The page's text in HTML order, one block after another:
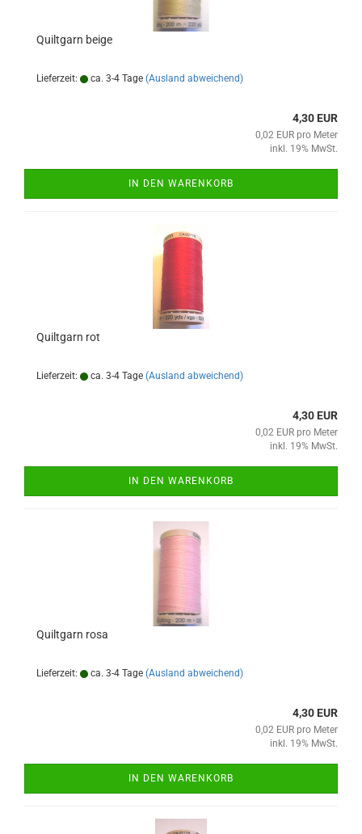
Quiltgarn beige
Lieferzeit: ca. 3-4 Tage (Ausland abweichend)
4,30 EUR
0,02 EUR pro Meter
inkl. 19% MwSt.
IN DEN WARENKORB
Quiltgarn rot
Lieferzeit: ca. 3-4 Tage (Ausland abweichend)
4,30 EUR
0,02 EUR pro Meter
inkl. 19% MwSt.
IN DEN WARENKORB
Quiltgarn rosa
Lieferzeit: ca. 3-4 Tage (Ausland abweichend)
4,30 EUR
0,02 EUR pro Meter
inkl. 19% MwSt.
IN DEN WARENKORB